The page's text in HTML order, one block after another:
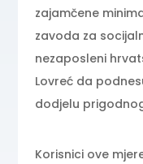
zajamčene
zavoda za
nezaposleni
Lovreć da
dodjelu
Korisnici ove